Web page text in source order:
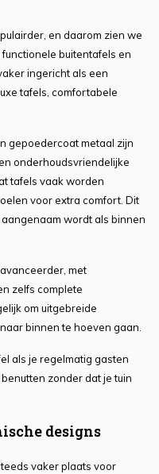
en daarom zien we
buitentafels en
ingericht als een
tafels, comfortabele
gepoedercoat metaal zijn
onderhoudsvriendelijke
tafels vaak worden
voor extra comfort. Dit
wordt als binnen
met
zelfs complete
om uitgebreide
binnen te hoeven gaan.
als je regelmatig gasten
zonder dat je tuin
designs
vaker plaats voor